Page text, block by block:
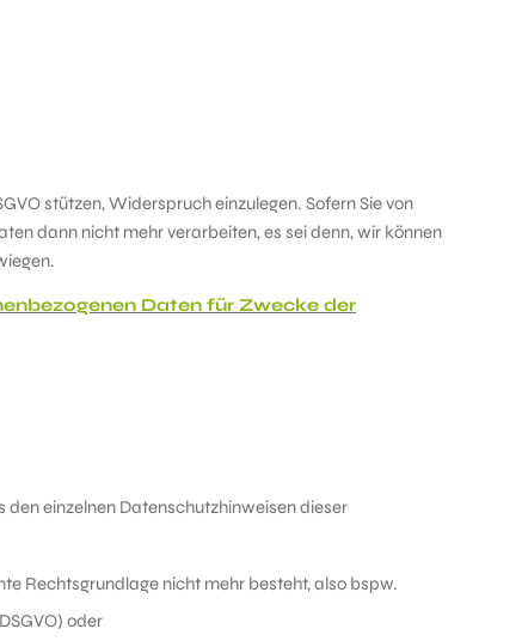
stützen, Widerspruch einzulegen. Sofern Sie von
dann nicht mehr verarbeiten, es sei denn, wir können
Daten für Zwecke der
den einzelnen Datenschutzhinweisen dieser
Rechtsgrundlage nicht mehr besteht, also bspw.
oder